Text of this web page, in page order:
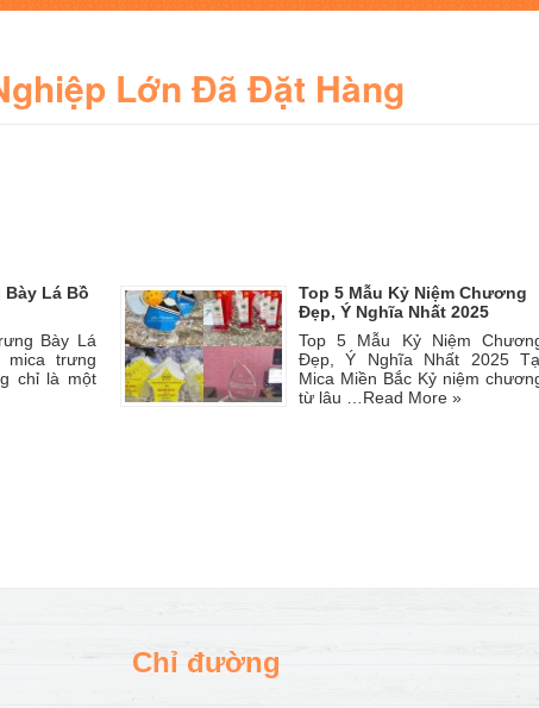
Lớn Đã Đặt Hàng
Lá Bồ
Bày Lá
mica trưng
chỉ là một
Top 5 Mẫu Kỷ Niệm Chương
Đẹp, Ý Nghĩa Nhất 2025
Top 5 Mẫu Kỷ Niệm
Đẹp, Ý Nghĩa Nhất 2025
Mica Miền Bắc Kỷ niệm
từ lâu … Read More »
Chỉ đường